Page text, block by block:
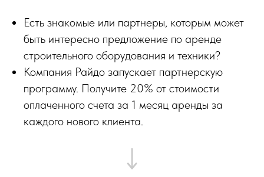
Есть знакомые или партнеры, которым может
быть интересно предложение по аренде
строительного оборудования и техники?
Компания Райдо запускает партнерскую
программу. Получите 20% от стоимости
оплаченного счета за 1 месяц аренды за
каждого нового клиента.